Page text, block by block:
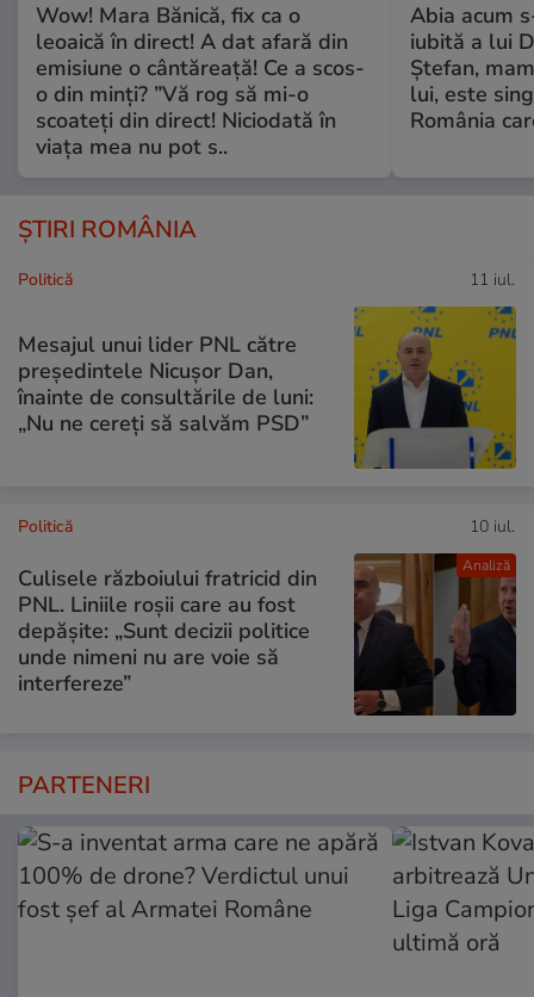
Wow! Mara Bănică, fix ca o
leoaică în direct! A dat afară din
emisiune o cântăreață! Ce a scos-
o din minți? ”Vă rog să mi-o
scoateți din direct! Niciodată în
viața mea nu pot s..
Abia acum
iubită a lui
Ștefan,
lui, este
România
ȘTIRI ROMÂNIA
Politică 11 iul.
Mesajul unui lider PNL către
președintele Nicușor Dan,
înainte de consultările de luni:
„Nu ne cereți să salvăm PSD”
Analiză
Politică 10 iul.
Culisele războiului fratricid din
PNL. Liniile roșii care au fost
depășite: „Sunt decizii politice
unde nimeni nu are voie să
interfereze”
PARTENERI